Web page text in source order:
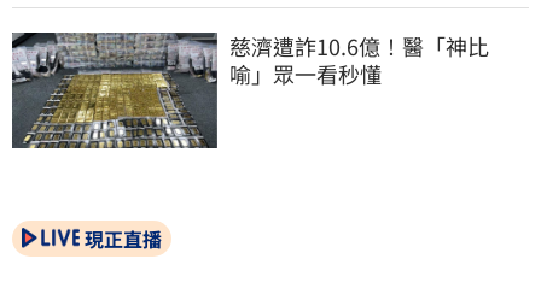
慈濟遭詐10.6億！醫「神比
喻」眾一看秒懂
現正直播